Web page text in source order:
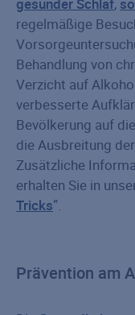
gesunder Schlaf,
regelmäßige
Behandlung von
Verzicht auf
verbesserte
Bevölkerung auf
die Ausbreitung
Zusätzliche
erhalten Sie in
Tricks”.
Prävention am